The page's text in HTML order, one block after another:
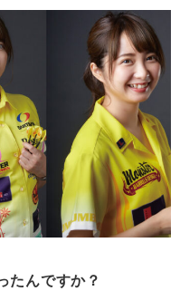
たんですか？